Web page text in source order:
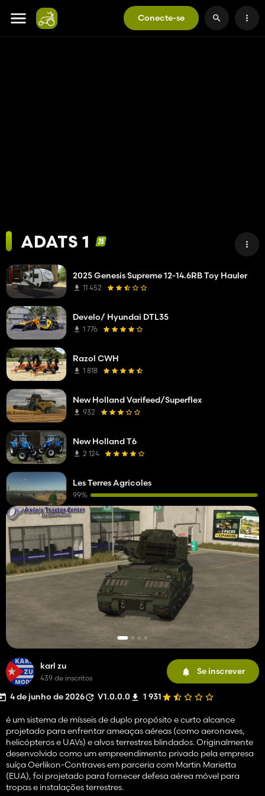
Conecte-se
ADATS 1
karl zu
439 de inscritos
Se inscrever
4 de junho de 2026 V1.0.0.0 1 931
é um sistema de mísseis de duplo propósito e curto alcance
projetado para enfrentar ameaças aéreas (como aeronaves,
helicópteros e UAVs) e alvos terrestres blindados. Originalmente
desenvolvido como um empreendimento privado pela empresa
suíça Oerlikon-Contraves em parceria com Martin Marietta
(EUA), foi projetado para fornecer defesa aérea móvel para
tropas e instalações terrestres.
2025 Genesis Supreme 12-14.6RB Toy Hauler
11 452
Develo/ Hyundai DTL35
1 776
Razol CWH
1 818
New Holland Varifeed/Superflex
932
New Holland T6
2 124
Les Terres Agricoles
99%